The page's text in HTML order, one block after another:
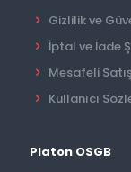
Gizlilik ve
İptal ve İade
Mesafeli
Kullanıcı
Platon OSGB